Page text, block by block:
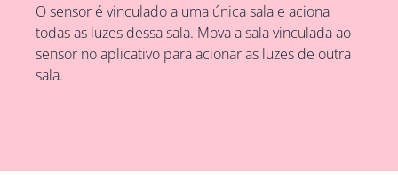
O sensor é vinculado a uma única sala e aciona
todas as luzes dessa sala. Mova a sala vinculada ao
sensor no aplicativo para acionar as luzes de outra
sala.